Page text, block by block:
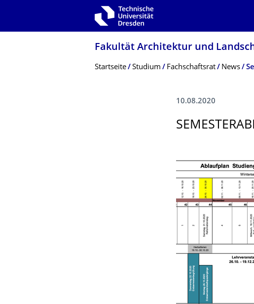
Zur Hauptnavigation springen
Fakultät Architektur und
Breadcrumb-Menü
Startseite Studium Fachschaftsrat News
10.08.2020